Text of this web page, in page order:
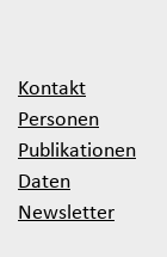
Kontakt
Personen
Publikationen
Daten
Newsletter